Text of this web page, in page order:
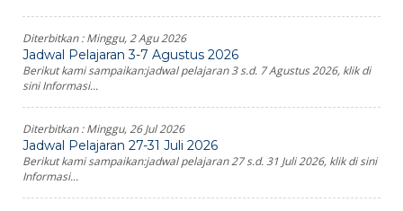
Diterbitkan :Minggu, 2 Agu 2026
Jadwal Pelajaran 3-7 Agustus 2026
Berikut kami sampaikan:jadwal pelajaran 3 s.d. 7 Agustus 2026, klik di
sini Informasi...
Diterbitkan :Minggu, 26 Jul 2026
Jadwal Pelajaran 27-31 Juli 2026
Berikut kami sampaikan:jadwal pelajaran 27 s.d. 31 Juli 2026, klik di sini
Informasi...